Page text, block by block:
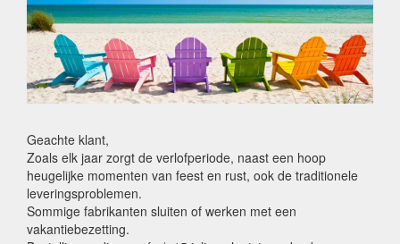
Geachte klant,
Zoals elk jaar zorgt de verlofperiode, naast een hoop
heugelijke momenten van feest en rust, ook de traditionele
leveringsproblemen.
Sommige fabrikanten sluiten of werken met een
vakantiebezetting.